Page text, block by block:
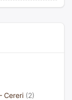
Cereri (2)